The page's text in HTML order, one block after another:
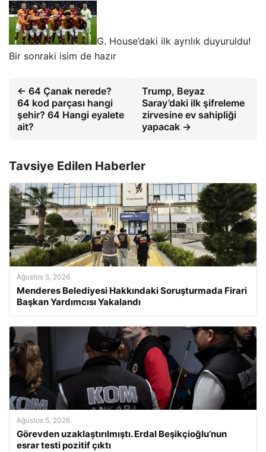
G. House’daki ilk ayrılık duyuruldu!
Bir sonraki isim de hazır
← 64 Çanak nerede?
64 kod parçası hangi
şehir? 64 Hangi eyalete
ait?
Trump, Beyaz
Saray’daki ilk şifreleme
zirvesine ev sahipliği
yapacak →
Tavsiye Edilen Haberler
Ağustos 5, 2026
Menderes Belediyesi Hakkındaki Soruşturmada Firari
Başkan Yardımcısı Yakalandı
Ağustos 5, 2026
Görevden uzaklaştırılmıştı. Erdal Beşikçioğlu’nun
esrar testi pozitif çıktı